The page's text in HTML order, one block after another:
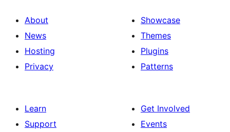
About
News
Hosting
Privacy
Showcase
Themes
Plugins
Patterns
Learn
Support
Get Involved
Events